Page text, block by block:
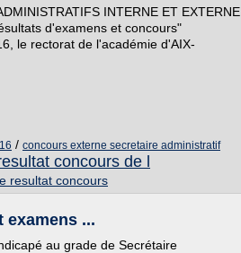
INTERNE ET EXTERNE
d'examens et concours"
le rectorat de l'académie d'AIX-
/ concours externe secretaire administratif
concours de l
resultat concours
examens ...
au grade de Secrétaire